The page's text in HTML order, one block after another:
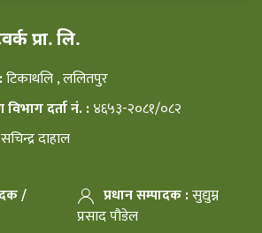
प्रा. लि.
टिकाथलि , ललितपुर
दर्ता नं. :४६५३-२०८१/०८२
सचिन्द्र दाहाल
/
प्रधान सम्पादक :सुद्युम्न
प्रसाद पौडेल